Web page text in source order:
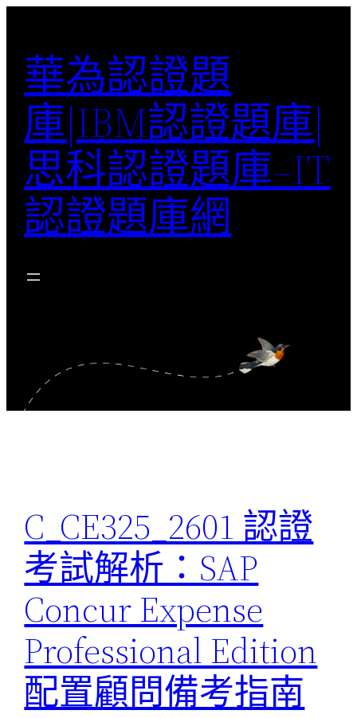
華為認證題
庫|IBM認證題庫|
思科認證題庫–IT
認證題庫網
C_CE325_2601 認證
考試解析：SAP
Concur Expense
Professional Edition
配置顧問備考指南